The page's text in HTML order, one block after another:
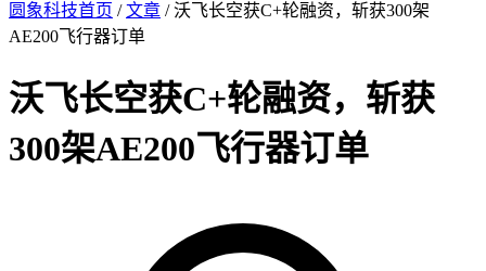
圆象科技首页 /文章 / 沃飞长空获C+轮融资，斩获300架
AE200飞行器订单
沃飞长空获C+轮融资，斩获
300架AE200飞行器订单